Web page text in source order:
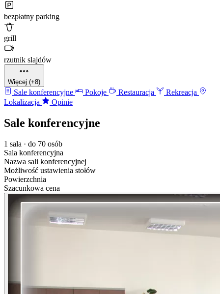
bezpłatny parking
grill
rzutnik slajdów
Więcej (+8)
Sale konferencyjne Pokoje Restauracja
Rekreacja
Lokalizacja
Opinie
Sale konferencyjne
1 sala · do 70 osób
Sala konferencyjna
Nazwa sali konferencyjnej
Możliwość ustawienia stołów
Powierzchnia
Szacunkowa cena